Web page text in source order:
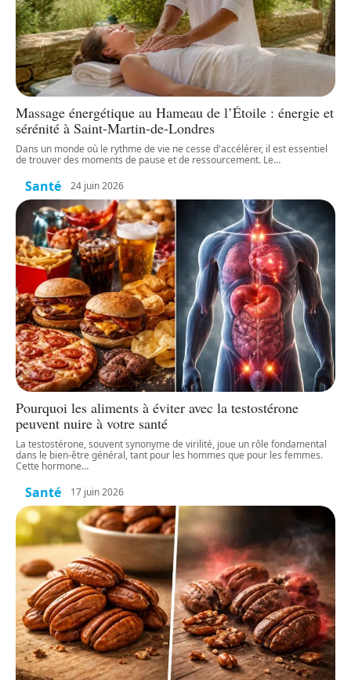
Massage énergétique au Hameau de l’Étoile : énergie et
sérénité à Saint-Martin-de-Londres
Dans un monde où le rythme de vie ne cesse d'accélérer, il est essentiel
de trouver des moments de pause et de ressourcement. Le…
Santé 24 juin 2026
Pourquoi les aliments à éviter avec la testostérone
peuvent nuire à votre santé
La testostérone, souvent synonyme de virilité, joue un rôle fondamental
dans le bien-être général, tant pour les hommes que pour les femmes.
Cette hormone…
Santé 17 juin 2026